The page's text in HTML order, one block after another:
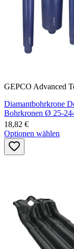
GEPCO Advanced
Diamantbohrkrone
Bohrkronen Ø 25-
18,82 €
Optionen wählen